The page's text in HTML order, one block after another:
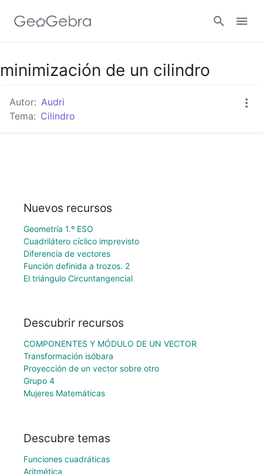
Abrir sesión
minimización de un cilindro
Autor: Audri
Tema: Cilindro
Nuevos recursos
Geometría 1.º ESO
Cuadrilátero cíclico imprevisto
Diferencia de vectores
Función definida a trozos. 2
El triángulo Circuntangencial
Descubrir recursos
COMPONENTES Y MÓDULO DE UN VECTOR
Transformación isóbara
Proyección de un vector sobre otro
Grupo 4
Mujeres Matemáticas
Descubre temas
Funciones cuadráticas
Aritmética